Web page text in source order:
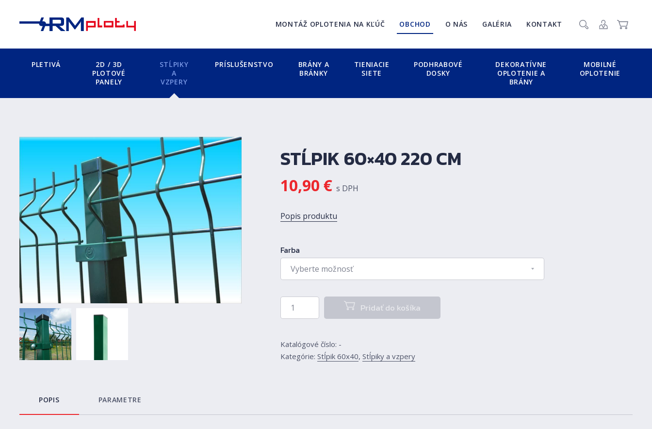
MONTÁŽ OPLOTENIA NA KĽÚČ OBCHOD O NÁS GALÉRIA KONTAKT VyhľadaťPrihlásenie /
Košík
PLETIVÁ
2D / 3D
PLOTOVÉ
PANELY
STĹPIKY
A
VZPERY
PRÍSLUŠENSTVO
BRÁNY A
BRÁNKY
TIENIACIE
SIETE
PODHRABOVÉ
DOSKY
DEKORATÍVNE
OPLOTENIE A
BRÁNY
MOBILNÉ
OPLOTENIE
STĹPIK 60×40 220 CM
10,90 € s DPH
Popis produktu
Farba
množstvo Stĺpik 60x40 220 cmPridať do košíka
Katalógové číslo: -
Kategórie: Stĺpik 60x40, Stĺpiky a vzpery
POPIS PARAMETRE